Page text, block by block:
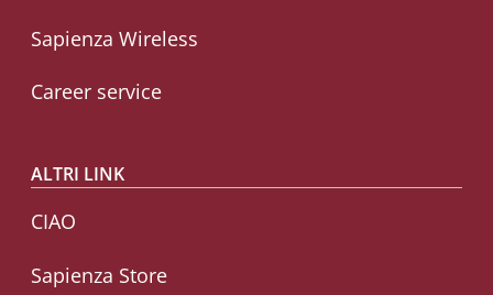
Sapienza Wireless
Career service
ALTRI LINK
CIAO
Sapienza Store